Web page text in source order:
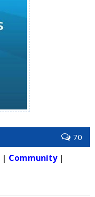
70
| Community|